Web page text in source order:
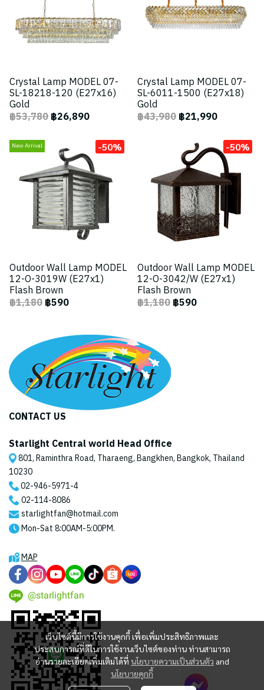
Crystal Lamp MODEL 07-
SL-18218-120 (E27x16)
Gold
฿53,780฿26,890
Crystal Lamp MODEL 07-
SL-6011-1500 (E27x18)
Gold
฿43,980฿21,990
New Arrival -50%
Outdoor Wall Lamp MODEL
12-O-3019W (E27x1)
Flash Brown
฿1,180฿590
-50%
Outdoor Wall Lamp MODEL
12-O-3042/W (E27x1)
Flash Brown
฿1,180฿590
เว็บไซต์นี้มีการใช้งานคุกกี้ เพื่อเพิ่มประสิทธิภาพและ
ประสบการณ์ที่ดีในการใช้งานเว็บไซต์ของท่าน ท่านสามารถ
อ่านรายละเอียดเพิ่มเติมได้ที่ นโยบายความเป็นส่วนตัว and
นโยบายคุกกี้
CONTACT US
Starlight Central world Head Office
801, Raminthra Road, Tharaeng, Bangkhen, Bangkok, Thailand
10230
02-946-5971-4
02-114-8086
starlightfan@hotmail.com
Mon-Sat 8:00AM-5:00PM.
MAP
@starlightfan